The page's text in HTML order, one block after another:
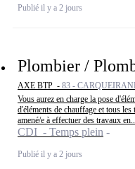
Publié il y a 2 jours
Plombier /
AXE BTP - 83 -
Vous aurez en charge la pose
d'éléments de chauffage et tous
amené/e à effectuer des travaux en...
CDI - Temps plein
Publié il y a 2 jours